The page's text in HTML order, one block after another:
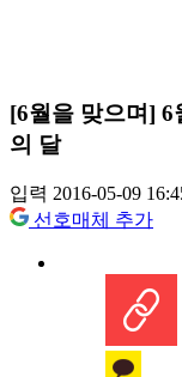
[6월을 맞으며] 6
의 달
입력 2016-05-09
선호매체 추가